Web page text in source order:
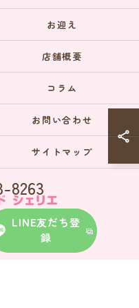
8263
LINE友だち登
録
お迎え
店舗概要
コラム
お問い合わせ
サイトマップ
ェリエ ALL RIGHTS RESERVED.